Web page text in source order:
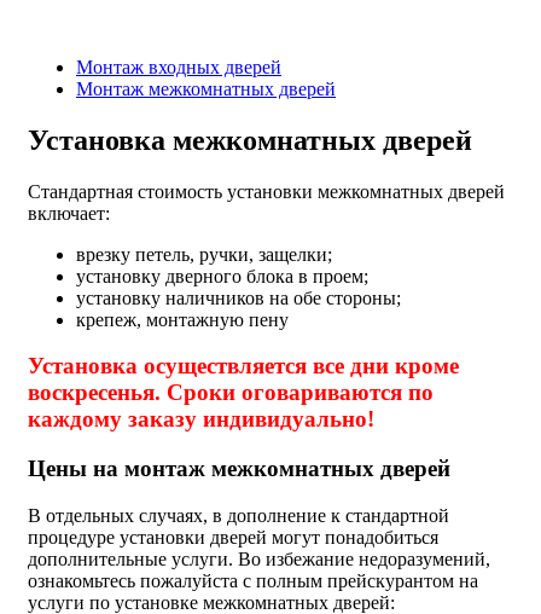
Монтаж входных дверей
Монтаж межкомнатных дверей
Установка межкомнатных дверей
Стандартная стоимость установки межкомнатных дверей
включает:
врезку петель, ручки, защелки;
установку дверного блока в проем;
установку наличников на обе стороны;
крепеж, монтажную пену
Установка осуществляется все дни кроме
воскресенья. Сроки оговариваются по
каждому заказу индивидуально!
Цены на монтаж межкомнатных дверей
В отдельных случаях, в дополнение к стандартной
процедуре установки дверей могут понадобиться
дополнительные услуги. Во избежание недоразумений,
ознакомьтесь пожалуйста с полным прейскурантом на
услуги по установке межкомнатных дверей: